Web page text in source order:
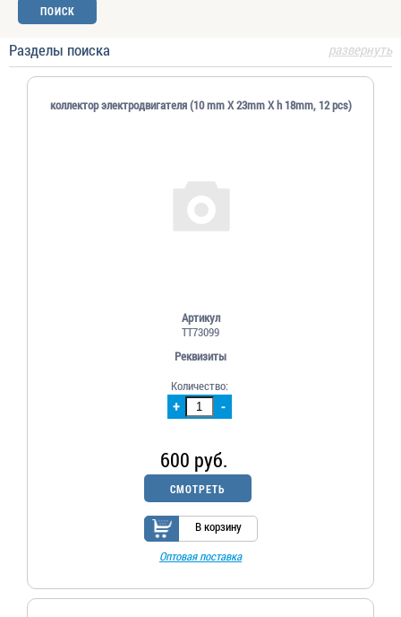
развернуть
Разделы поиска
коллектор электродвигателя (10 mm X 23mm X h 18mm, 12 pcs)
Артикул
TT73099
Реквизиты
+ -
Количество:
600 руб.
СМОТРЕТЬ
В корзину
Оптовая поставка